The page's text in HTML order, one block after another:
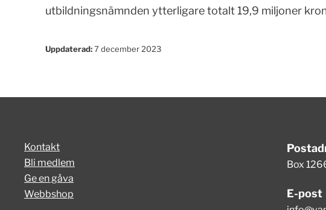
utbildningsnämnden ytterligare totalt 19,9 miljoner
Uppdaterad:7 december 2023
Kontakt
Bli medlem
Ge en gåva
Webbshop
Box
E-post